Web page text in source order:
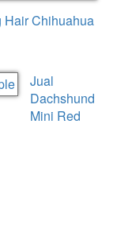
Hair Chihuahua
Jual
Dachshund
Mini Red